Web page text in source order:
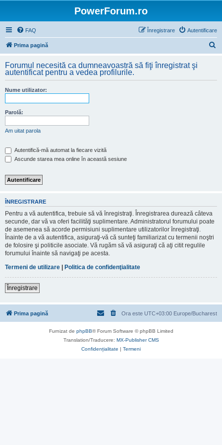
PowerForum.ro
FAQ Autentificare
Înregistrare
Prima pagină
t
Forumul necesită ca dumneavoastră să fiţi înregistrat şi
autentificat pentru a vedea profilurile.
Nume utilizator:
Parolă:
Am uitat parola
Autentifică-mă automat la fiecare vizită
Ascunde starea mea online în această sesiune
ÎNREGISTRARE
Pentru a vă autentifica, trebuie să vă înregistraţi. Înregistrarea durează câteva
secunde, dar vă va oferi facilităţi suplimentare. Administratorul forumului poate
de asemenea să acorde permisiuni suplimentare utilizatorilor înregistraţi.
Înainte de a vă autentifica, asiguraţi-vă că sunteţi familiarizat cu termenii noştri
de folosire şi politicile asociate. Vă rugăm să vă asiguraţi că aţi citit regulile
forumului înainte să navigaţi pe acesta.
Termeni de utilizare | Politica de confidenţialitate
Înregistrare
Prima pagină Ora este UTC+03:00 Europe/Bucharest
Furnizat de phpBB® Forum Software © phpBB Limited
Translation/Traducere: MX-Publisher CMS
Confidențialitate | Termeni